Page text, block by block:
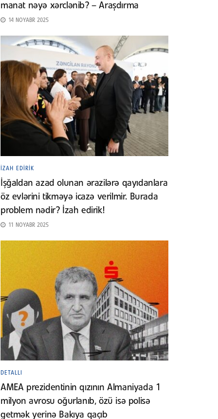
manat nəyə xərclənib? – Araşdırma
14 NOYABR 2025
İZAH EDIRIK
İşğaldan azad olunan ərazilərə qayıdanlara
öz evlərini tikməyə icazə verilmir. Burada
problem nədir? İzah edirik!
11 NOYABR 2025
DETALLI
AMEA prezidentinin qızının Almaniyada 1
milyon avrosu oğurlanıb, özü isə polisə
getmək yerinə Bakıya qaçıb